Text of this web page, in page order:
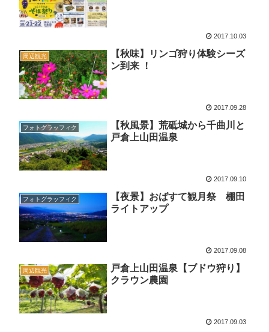
2017.10.03
周辺観光
【秋味】リンゴ狩り体験シーズ
ン到来 ！
2017.09.28
フォトグラッフィク
【秋風景】荒砥城から千曲川と
戸倉上山田温泉
2017.09.10
フォトグラッフィク
【夜景】おばすて観月祭 棚田
ライトアップ
2017.09.08
周辺観光
戸倉上山田温泉【ブドウ狩り】
クラウン農園
2017.09.03